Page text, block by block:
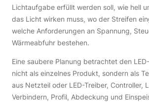
Lichtaufgabe erfüllt werden soll, wie hell
das Licht wirken muss, wo der Streifen
welche Anforderungen an Spannung,
Wärmeabfuhr bestehen.
Eine saubere Planung betrachtet den
nicht als einzelnes Produkt, sondern als
aus Netzteil oder LED-Treiber, Controller,
Verbindern, Profil, Abdeckung und